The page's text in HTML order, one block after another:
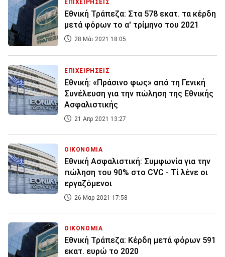
ΕΠΙΧΕΙΡΗΣΕΙΣ
Εθνική Τράπεζα: Στα 578 εκατ. τα κέρδη
μετά φόρων το α' τρίμηνο του 2021
28 Μάι 2021 18:05
ΕΠΙΧΕΙΡΗΣΕΙΣ
Εθνική: «Πράσινο φως» από τη Γενική
Συνέλευση για την πώληση της Εθνικής
Ασφαλιστικής
21 Απρ 2021 13:27
ΟΙΚΟΝΟΜΙΑ
Εθνική Ασφαλιστική: Συμφωνία για την
πώληση του 90% στο CVC - Τί λένε οι
εργαζόμενοι
26 Μαρ 2021 17:58
ΟΙΚΟΝΟΜΙΑ
Εθνική Τράπεζα: Κέρδη μετά φόρων 591
εκατ. ευρώ το 2020